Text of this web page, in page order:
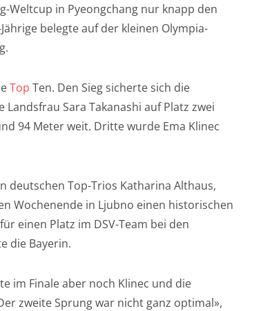
Weltcup in Pyeongchang nur knapp den
belegte auf der kleinen Olympia-
Top Ten. Den Sieg sicherte sich die
Sara Takanashi auf Platz zwei
94 Meter weit. Dritte wurde Ema Klinec
deutschen Top-Trios Katharina Althaus,
Wochenende in Ljubno einen historischen
einen Platz im DSV-Team bei den
die Bayerin.
im Finale aber noch Klinec und die
zweite Sprung war nicht ganz optimal»,